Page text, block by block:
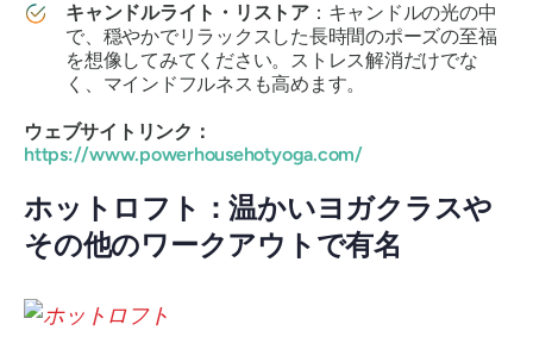
キャンドルライト・リストア：キャンドルの光の中
で、穏やかでリラックスした長時間のポーズの至福
を想像してみてください。ストレス解消だけでな
く、マインドフルネスも高めます。
ウェブサイトリンク：
https://www.powerhousehotyoga.com/
ホットロフト：温かいヨガクラスや
その他のワークアウトで有名